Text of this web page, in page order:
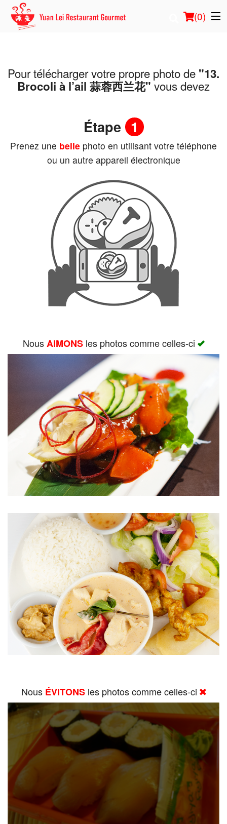
(0)
Commander en ligne
Connection
Rechercher
Pour télécharger votre propre photo de "13.
Brocoli à l’ail 蒜蓉西兰花"vous devez
Étape 1
Prenez une belle photo en utilisant votre téléphone
ou un autre appareil électronique
NousAIMONSles photos comme celles-ci
Nous ÉVITONSles photos comme celles-ci